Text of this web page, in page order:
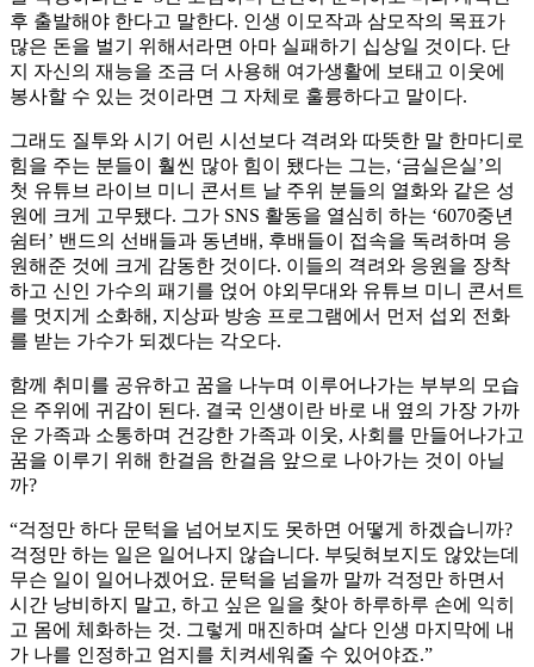
후 출발해야 한다고 말한다. 인생 이모작과 삼모작의 목표가
많은 돈을 벌기 위해서라면 아마 실패하기 십상일 것이다. 단
지 자신의 재능을 조금 더 사용해 여가생활에 보태고 이웃에
봉사할 수 있는 것이라면 그 자체로 훌륭하다고 말이다.
그래도 질투와 시기 어린 시선보다 격려와 따뜻한 말 한마디로
힘을 주는 분들이 훨씬 많아 힘이 됐다는 그는, ‘금실은실’의
첫 유튜브 라이브 미니 콘서트 날 주위 분들의 열화와 같은 성
원에 크게 고무됐다. 그가 SNS 활동을 열심히 하는 ‘6070중년
쉼터’ 밴드의 선배들과 동년배, 후배들이 접속을 독려하며 응
원해준 것에 크게 감동한 것이다. 이들의 격려와 응원을 장착
하고 신인 가수의 패기를 얹어 야외무대와 유튜브 미니 콘서트
를 멋지게 소화해, 지상파 방송 프로그램에서 먼저 섭외 전화
를 받는 가수가 되겠다는 각오다.
함께 취미를 공유하고 꿈을 나누며 이루어나가는 부부의 모습
은 주위에 귀감이 된다. 결국 인생이란 바로 내 옆의 가장 가까
운 가족과 소통하며 건강한 가족과 이웃, 사회를 만들어나가고
꿈을 이루기 위해 한걸음 한걸음 앞으로 나아가는 것이 아닐
까?
“걱정만 하다 문턱을 넘어보지도 못하면 어떻게 하겠습니까?
걱정만 하는 일은 일어나지 않습니다. 부딪혀보지도 않았는데
무슨 일이 일어나겠어요. 문턱을 넘을까 말까 걱정만 하면서
시간 낭비하지 말고, 하고 싶은 일을 찾아 하루하루 손에 익히
고 몸에 체화하는 것. 그렇게 매진하며 살다 인생 마지막에 내
가 나를 인정하고 엄지를 치켜세워줄 수 있어야죠.”